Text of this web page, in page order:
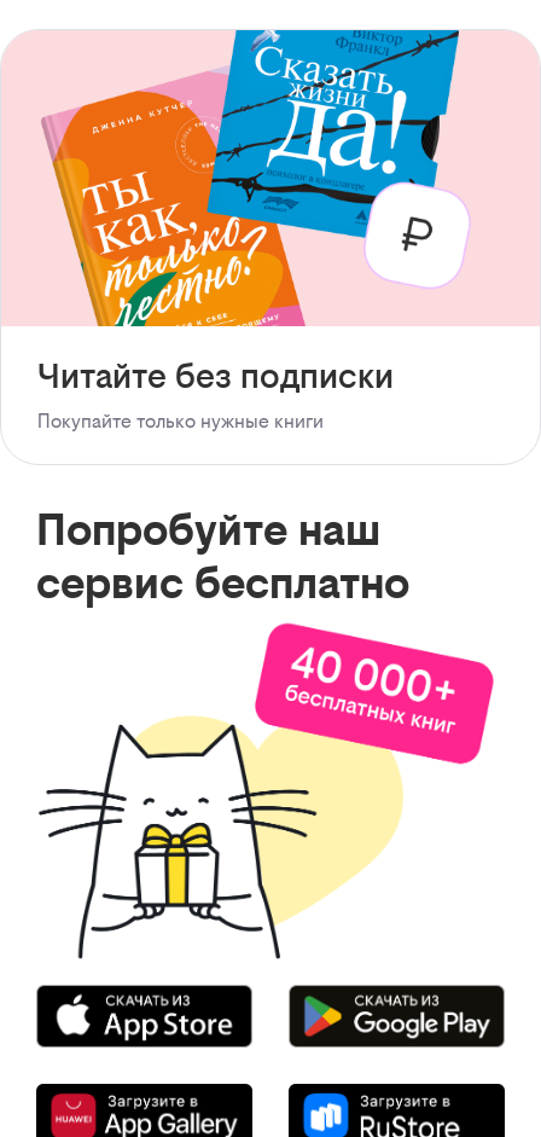
Читайте без подписки
Покупайте только нужные книги
Попробуйте наш
сервис бесплатно